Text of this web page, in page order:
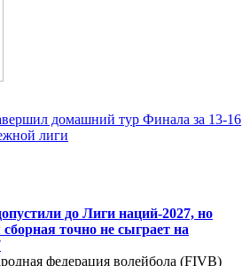
домашний тур Финала за 13-16
лиги
до Лиги наций-2027, но
точно не сыграет на
федерация волейбола (FIVB)